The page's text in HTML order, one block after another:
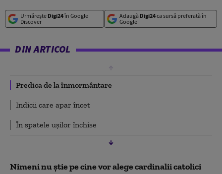
Urmărește Digi24în Google
Discover
Adaugă Digi24ca sursă preferată în
Google
DIN ARTICOL
Predica de la înmormântare
Indicii care apar încet
În spatele ușilor închise
Nimeni nu ştie pe cine vor alege cardinalii catolici